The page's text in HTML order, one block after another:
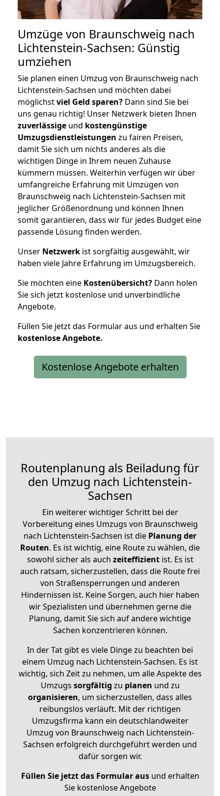
Umzüge von Braunschweig nach
Lichtenstein-Sachsen: Günstig
umziehen
Sie planen einen Umzug von Braunschweig nach
Lichtenstein-Sachsen und möchten dabei
möglichstviel Geld sparen? Dann sind Sie bei
uns genau richtig! Unser Netzwerk bieten Ihnen
zuverlässige und kostengünstige
Umzugsdienstleistungen zu fairen Preisen,
damit Sie sich um nichts anderes als die
wichtigen Dinge in Ihrem neuen Zuhause
kümmern müssen. Weiterhin verfügen wir über
umfangreiche Erfahrung mit Umzügen von
Braunschweig nach Lichtenstein-Sachsen mit
jeglicher Größenordnung und können Ihnen
somit garantieren, dass wir für jedes Budget eine
passende Lösung finden werden.
Unser Netzwerk ist sorgfältig ausgewählt, wir
haben viele Jahre Erfahrung im Umzugsbereich.
Sie möchten eine Kostenübersicht? Dann holen
Sie sich jetzt kostenlose und unverbindliche
Angebote.
Füllen Sie jetzt das Formular aus und erhalten Sie
kostenloseAngebote.
Kostenlose Angebote erhalten
Routenplanung als Beiladung für
den Umzug nach Lichtenstein-
Sachsen
Ein weiterer wichtiger Schritt bei der
Vorbereitung eines Umzugs von Braunschweig
nach Lichtenstein-Sachsen ist die Planung der
Routen. Es ist wichtig, eine Route zu wählen, die
sowohl sicher als auch zeiteffizientist. Es ist
auch ratsam, sicherzustellen, dass die Route frei
von Straßensperrungen und anderen
Hindernissen ist. Keine Sorgen, auch hier haben
wir Spezialisten und übernehmen gerne die
Planung, damit Sie sich auf andere wichtige
Sachen konzentrieren können.
In der Tat gibt es viele Dinge zu beachten bei
einem Umzug nach Lichtenstein-Sachsen. Es ist
wichtig, sich Zeit zu nehmen, um alle Aspekte des
Umzugs sorgfältig zu planen und zu
organisieren, um sicherzustellen, dass alles
reibungslos verläuft. Mit der richtigen
Umzugsfirma kann ein deutschlandweiter
Umzug von Braunschweig nach Lichtenstein-
Sachsen erfolgreich durchgeführt werden und
dafür sorgen wir.
Füllen Sie jetzt das Formular ausund erhalten
Sie kostenlose Angebote